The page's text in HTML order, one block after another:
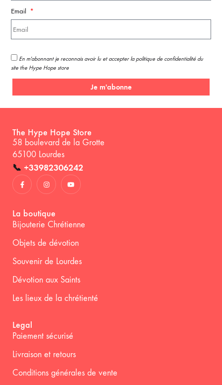
Email
En m'abonnant je reconnais avoir lu et accepter la politique de confidentialité du
site the Hype Hope store
Je m'abonne
The Hype Hope Store
58 boulevard de la Grotte
65100 Lourdes
📞 +33982306242
La boutique
Bijouterie Chrétienne
Objets de dévotion
Souvenir de Lourdes
Dévotion aux Saints
Les lieux de la chrétienté
Legal
Paiement sécurisé
Livraison et retours
Conditions générales de vente